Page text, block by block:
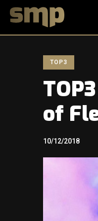
TOP3
of
10/12/2018